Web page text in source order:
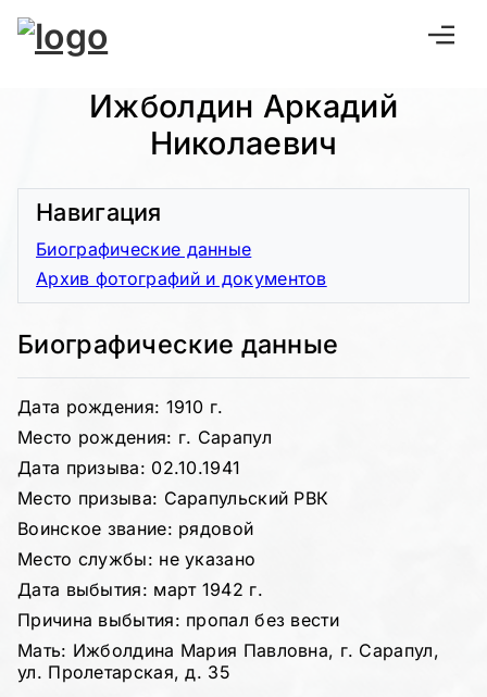
Ижболдин Аркадий
Николаевич
Биографические данные
Дата рождения: 1910 г.
Место рождения: г. Сарапул
Дата призыва: 02.10.1941
Место призыва: Сарапульский РВК
Воинское звание: рядовой
Место службы: не указано
Дата выбытия: март 1942 г.
Причина выбытия: пропал без вести
Мать: Ижболдина Мария Павловна, г. Сарапул,
ул. Пролетарская, д. 35
Навигация
Биографические данные
Архив фотографий и документов